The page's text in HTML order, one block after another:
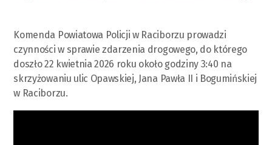
Komenda Powiatowa Policji w Raciborzu prowadzi
czynności w sprawie zdarzenia drogowego, do którego
doszło 22 kwietnia 2026 roku około godziny 3:40 na
skrzyżowaniu ulic Opawskiej, Jana Pawła II i Bogumińskiej
w Raciborzu.